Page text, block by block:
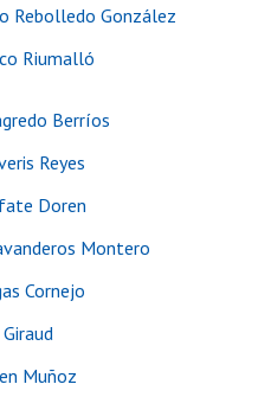
Rebolledo González
Riumalló
Berríos
Reyes
Doren
Montero
Cornejo
Muñoz